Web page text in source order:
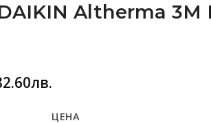
Altherma 3M
лв.
ЦЕНА